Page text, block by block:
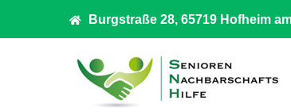
Burgstraße 28, 65719 Hofheim